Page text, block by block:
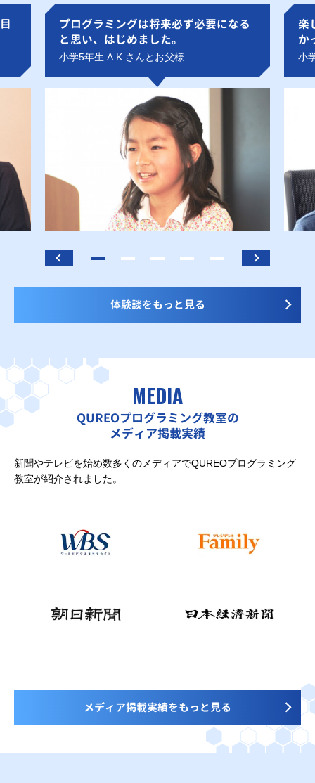
プログラミングは将来必ず必要になる
と思い、はじめました。
小学5年生 A.K.さんとお父様
楽
か
小
体験談をもっと見る
MEDIA
QUREOプログラミング教室の
メディア掲載実績
新聞やテレビを始め数多くのメディアでQUREOプログラミング
教室が紹介されました。
メディア掲載実績をもっと見る